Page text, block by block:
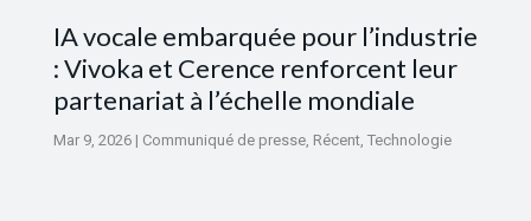
IA vocale embarquée pour l’industrie
: Vivoka et Cerence renforcent leur
partenariat à l’échelle mondiale
Mar 9, 2026| Communiqué de presse, Récent, Technologie